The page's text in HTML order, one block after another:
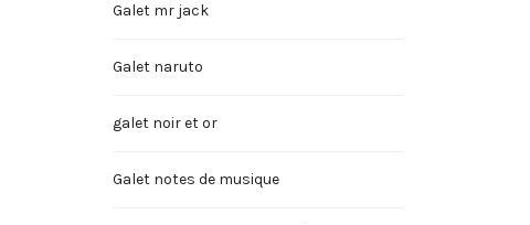
Galet mr jack
Galet naruto
galet noir et or
Galet notes de musique